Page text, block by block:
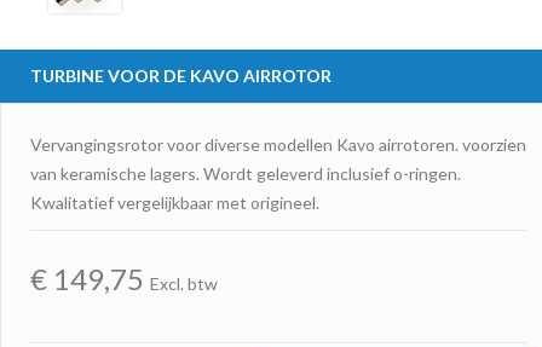
TURBINE VOOR DE KAVO AIRROTOR
Vervangingsrotor voor diverse modellen Kavo airrotoren. voorzien
van keramische lagers. Wordt geleverd inclusief o-ringen.
Kwalitatief vergelijkbaar met origineel.
€ 149,75 Excl. btw